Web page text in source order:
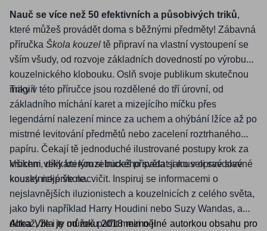
Nauč se více než 50 efektivních a působivých triků,
které můžeš provádět doma s běžnými předměty! Zábavná
příručka Škola kouzel tě připraví na vlastní vystoupení se
vším všudy, od rozvoje základních dovedností po výrobu
kouzelnického klobouku. Oslň svoje publikum skutečnou
magií!
Triky v této příručce jsou rozdělené do tří úrovní, od
základního míchání karet a mizejícího míčku přes
legendární nalezení mince za uchem a ohýbání lžíce až po
mistrné levitování předmětů nebo zacelení roztrhaného
papíru. Čekají tě jednoduché ilustrované postupy krok za
krokem, díky kterým si budeš připadat jako v opravdové
kouzelnické škole.
Všichni velikáni kouzelnického světa si museli své slavné
kousky nejprve nacvičit. Inspiruj se informacemi o
nejslavnějších iluzionistech a kouzelnicích z celého světa,
jako byli například Harry Houdini nebo Suzy Wandas, a
dokaž, že i ty můžeš patřit mezi ně!
Altea Villa je od roku 2018 mimo jiné autorkou obsahu pro